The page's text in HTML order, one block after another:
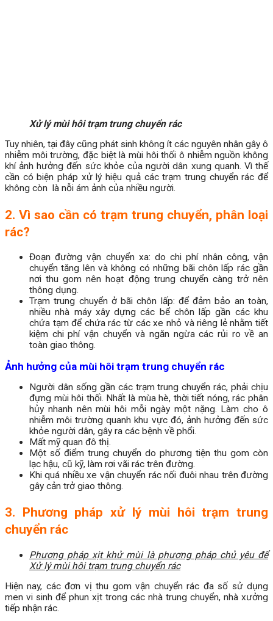
Xử lý mùi hôi trạm trung chuyển rác
Tuy nhiên, tại đây cũng phát sinh không ít các nguyên nhân gây ô
nhiễm môi trường, đặc biệt là mùi hôi thối ô nhiễm nguồn không
khí ảnh hưởng đến sức khỏe của người dân xung quanh. Vì thế
cần có biện pháp xử lý hiệu quả các trạm trung chuyển rác để
không còn là nỗi ám ảnh của nhiều người.
2. Vì sao cần có trạm trung chuyển, phân loại
rác?
Đoạn đường vận chuyển xa: do chi phí nhân công, vận
chuyển tăng lên và không có những bãi chôn lấp rác gần
nơi thu gom nên hoạt động trung chuyển càng trở nên
thông dụng.
Trạm trung chuyển ở bãi chôn lấp: để đảm bảo an toàn,
nhiều nhà máy xây dựng các bể chôn lấp gần các khu
chứa tạm để chứa rác từ các xe nhỏ và riêng lẻ nhằm tiết
kiệm chi phí vận chuyển và ngăn ngừa các rủi ro về an
toàn giao thông.
Ảnh hưởng của mùi hôi trạm trung chuyển rác
Người dân sống gần các trạm trung chuyển rác, phải chịu
đựng mùi hôi thối. Nhất là mùa hè, thời tiết nóng, rác phân
hủy nhanh nên mùi hôi mỗi ngày một nặng. Làm cho ô
nhiễm môi trường quanh khu vực đó, ảnh hưởng đến sức
khỏe người dân, gây ra các bệnh về phổi.
Mất mỹ quan đô thị.
Một số điểm trung chuyển do phương tiện thu gom còn
lạc hậu, cũ kỹ, làm rơi vãi rác trên đường.
Khi quá nhiều xe vận chuyển rác nối đuôi nhau trên đường
gây cản trở giao thông.
3. Phương pháp xử lý mùi hôi trạm trung
chuyển rác
Phương pháp xịt khử mùi là phương pháp chủ yêu để
Xử lýmùi hôi trạm trung chuyển rác
Hiện nay, các đơn vị thu gom vận chuyển rác đa số sử dụng
men vi sinh để phun xịt trong các nhà trung chuyển, nhà xưởng
tiếp nhận rác.